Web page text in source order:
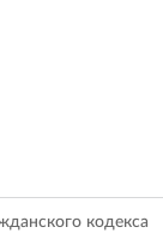
кодекса